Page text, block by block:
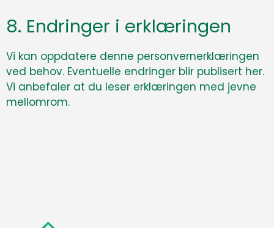
8. Endringer i erklæringen
Vi kan oppdatere denne personvernerklæringen
ved behov. Eventuelle endringer blir publisert her.
Vi anbefaler at du leser erklæringen med jevne
mellomrom.